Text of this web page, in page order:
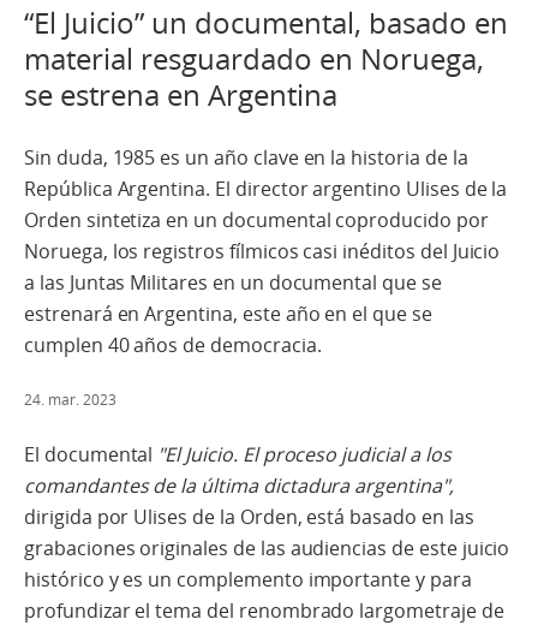
“El Juicio” un documental, basado en
material resguardado en Noruega,
se estrena en Argentina
Sin duda, 1985 es un año clave en la historia de la
República Argentina. El director argentino Ulises de la
Orden sintetiza en un documental coproducido por
Noruega, los registros fílmicos casi inéditos del Juicio
a las Juntas Militares en un documental que se
estrenará en Argentina, este año en el que se
cumplen 40 años de democracia.
24. mar. 2023
El documental "El Juicio. El proceso judicial a los
comandantes de la última dictadura argentina",
dirigida por Ulises de la Orden, está basado en las
grabaciones originales de las audiencias de este juicio
histórico y es un complemento importante y para
profundizar el tema del renombrado largometraje de